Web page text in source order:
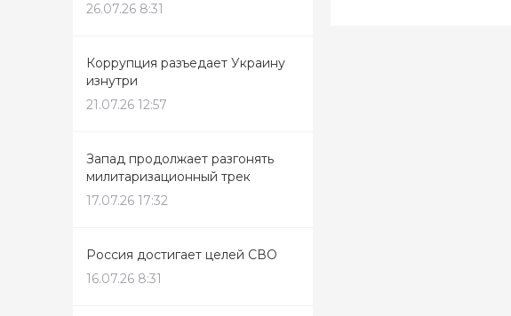
26.07.26 8:31
Коррупция разъедает Украину
изнутри
21.07.26 12:57
Запад продолжает разгонять
милитаризационный трек
17.07.26 17:32
Россия достигает целей СВО
16.07.26 8:31